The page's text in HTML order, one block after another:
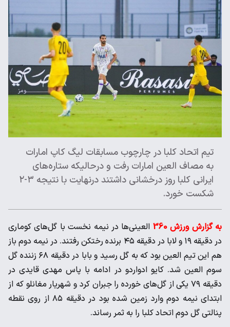
تیم اتحاد کلبا در چارچوب مسابقات لیگ کاپ امارات
به مصاف العین امارات رفت و درحالیکه ستاره‌های
ایرانی کلبا روز درخشانی داشتند درنهایت با نتیجه ۳-۲
شکست خورد.
به گزارش ورزش 360
العینی‌ها در نیمه نخست با گل‌های کوماری
در دقیقه ۱۹ و لابا در دقیقه ۴۵ برنده رختکن رفتند. در نیمه دوم باز
هم این تیم العین بود که به گل رسید و بابا در دقیقه ۶۸ زننده گل
سوم العین شد. کایو ادواردو در ادامه با پاس مهدی قایدی در
دقیقه ۷۹ یکی از گل‌های خورده را جبران کرد و شهریار مغانلو که از
ابتدای نیمه دوم وارد زمین شده بود در دقیقه ۸۵ از روی نقطه
پنالتی گل دوم اتحاد کلبا را به ثمر رساند.